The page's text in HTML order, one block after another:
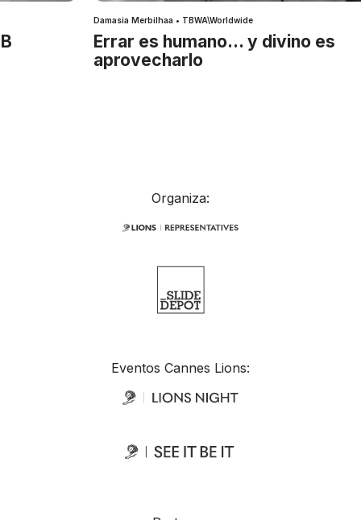
Damasia Merbilhaa • TBWA\Worldwide
Errar es humano… y divino es
aprovecharlo
Organiza:
Eventos Cannes Lions: